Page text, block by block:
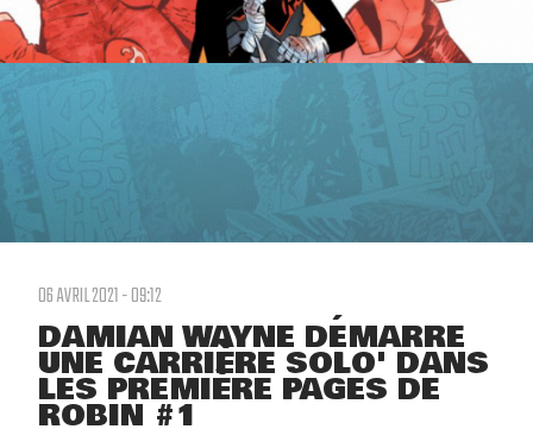
06 AVRIL 2021 - 09:12
DAMIAN WAYNE DÉMARRE
UNE CARRIÈRE SOLO' DANS
LES PREMIÈRE PAGES DE
ROBIN #1